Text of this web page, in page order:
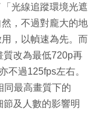
光線追蹤環境光遮
，不過對龐大的地
，以幀速為先。而
質改為最低720p再
不過125fps左右。
同最高畫質下的
及人數的影響明